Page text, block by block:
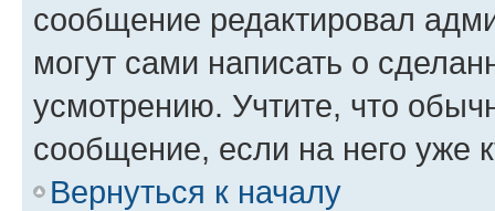
сообщение редактировал
могут сами написать о
усмотрению. Учтите, что
сообщение, если на него уже
Вернуться к началу